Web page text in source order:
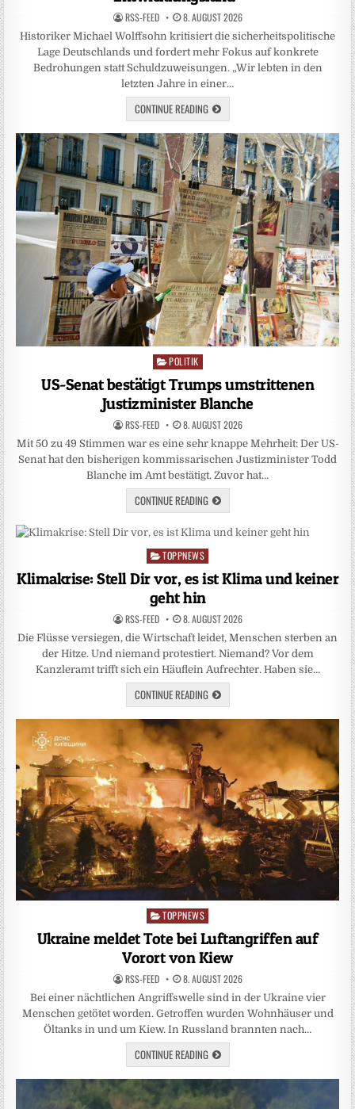
RSS-FEED 8. AUGUST 2026
Historiker Michael Wolffsohn kritisiert die sicherheitspolitische
Lage Deutschlands und fordert mehr Fokus auf konkrete
Bedrohungen statt Schuldzuweisungen. „Wir lebten in den
letzten Jahre in einer…
CONTINUE READING
Posted
in
POLITIK
US-Senat bestätigt Trumps umstrittenen
Justizminister Blanche
RSS-FEED 8. AUGUST 2026
Mit 50 zu 49 Stimmen war es eine sehr knappe Mehrheit: Der US-
Senat hat den bisherigen kommissarischen Justizminister Todd
Blanche im Amt bestätigt. Zuvor hat…
CONTINUE READING
Posted
TOPPNEWS
Klimakrise: Stell Dir vor, es ist Klima und keiner
geht hin
RSS-FEED 8. AUGUST 2026
Die Flüsse versiegen, die Wirtschaft leidet, Menschen sterben an
der Hitze. Und niemand protestiert. Niemand? Vor dem
Kanzleramt trifft sich ein Häuflein Aufrechter. Haben sie…
CONTINUE READING
Posted
in
TOPPNEWS
Ukraine meldet Tote bei Luftangriffen auf
Vorort von Kiew
RSS-FEED 8. AUGUST 2026
Bei einer nächtlichen Angriffswelle sind in der Ukraine vier
Menschen getötet worden. Getroffen wurden Wohnhäuser und
Öltanks in und um Kiew. In Russland brannten nach…
CONTINUE READING